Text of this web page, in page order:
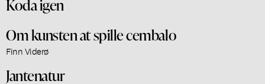
Koda igen
Om kunsten at spille cembalo
Finn Viderø
Jantenatur